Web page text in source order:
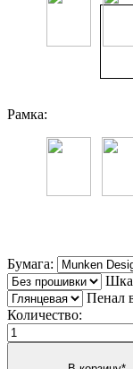
Рамка:
Бумага:
Пенал
Количество: